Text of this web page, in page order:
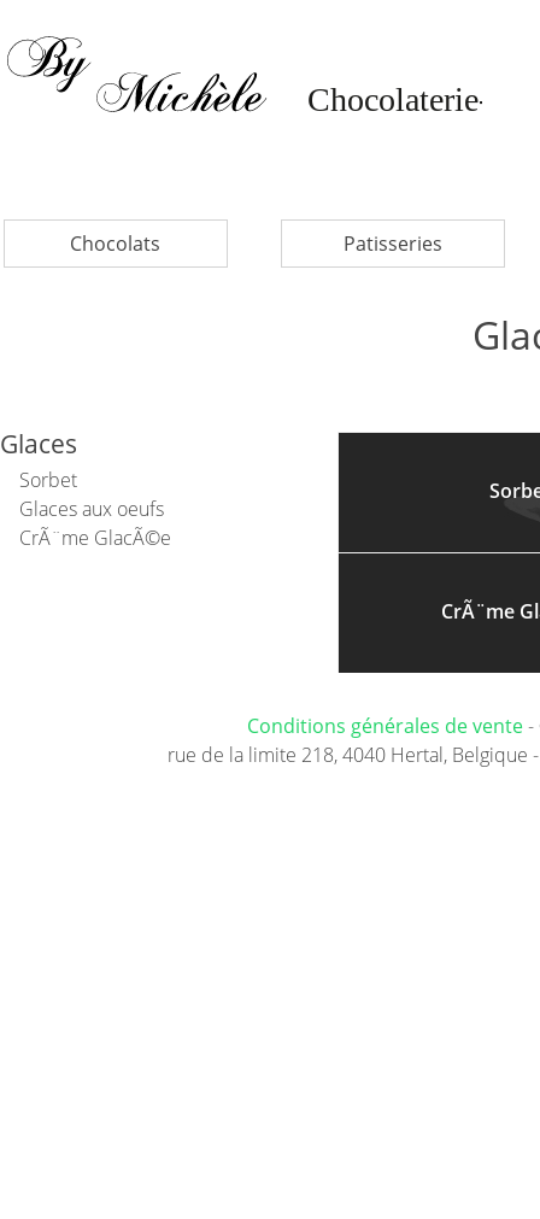
Chocolats Patisseries
Glaces
Sorbet
Glaces aux oeufs
CrÃ¨me GlacÃ©e
CrÃ¨me
Conditions générales de vente-
rue de la limite 218, 4040 Hertal, Belgique